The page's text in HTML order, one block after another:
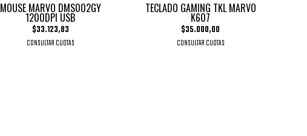
MOUSE MARVO DMS002GY
1200DPI USB
$33.123,83
CONSULTAR CUOTAS
TECLADO GAMING TKL MARVO
K607
$35.000,00
CONSULTAR CUOTAS